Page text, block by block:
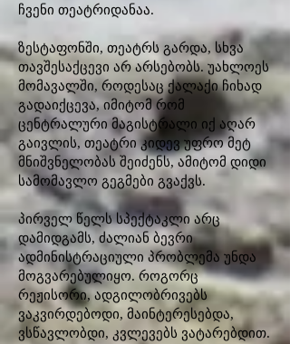
ჩვენი თეატრიდანაა.
ზესტაფონში, თეატრს გარდა, სხვა
თავშესაქცევი არ არსებობს. უახლოეს
მომავალში, როდესაც ქალაქი ჩიხად
გადაიქცევა, იმიტომ რომ
ცენტრალური მაგისტრალი იქ აღარ
გაივლის, თეატრი კიდევ უფრო მეტ
მნიშვნელობას შეიძენს, ამიტომ დიდი
სამომავლო გეგმები გვაქვს.
პირველ წელს სპექტაკლი არც
დამიდგამს, ძალიან ბევრი
ადმინისტრაციული პრობლემა უნდა
მოგვარებულიყო. როგორც
რეჟისორი, ადგილობრივებს
ვაკვირდებოდი, მაინტერესებდა,
ვსწავლობდი, კვლევებს ვატარებდით.